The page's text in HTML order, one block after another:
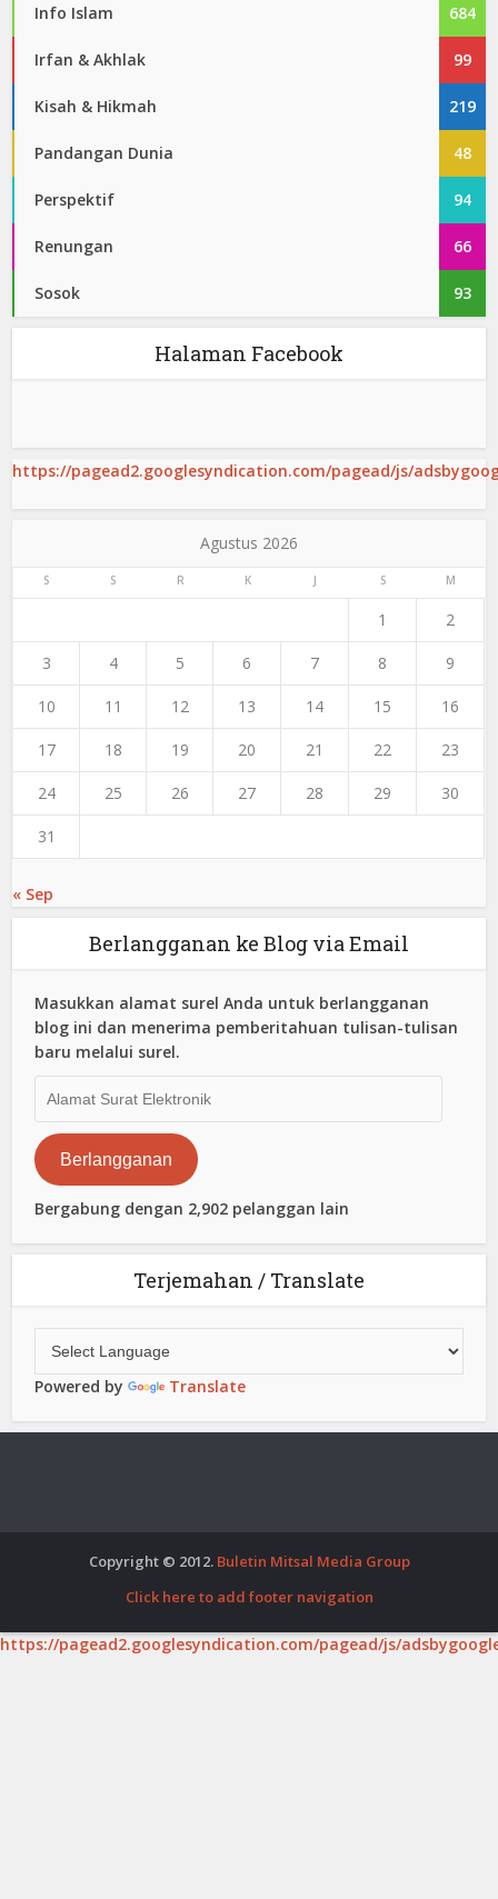
Info Islam 684
Irfan & Akhlak 99
Kisah & Hikmah 219
Pandangan Dunia 48
Perspektif 94
Renungan 66
Sosok 93
Halaman Facebook
https://pagead2.googlesyndication.com/pagead/js/
Agustus 2026
S S R K J S M
1 2
3 4 5 6 7 8 9
10 11 12 13 14 15 16
17 18 19 20 21 22 23
24 25 26 27 28 29 30
31
« Sep
Berlangganan ke Blog via Email
Masukkan alamat surel Anda untuk berlangganan
blog ini dan menerima pemberitahuan tulisan-tulisan
baru melalui surel.
Surat
Elektronik
Berlangganan
Bergabung dengan 2,902 pelanggan lain
Terjemahan / Translate
Powered by Translate
Copyright © 2012. Buletin Mitsal Media Group
Click here to add footer navigation
https://pagead2.googlesyndication.com/pagead/js/